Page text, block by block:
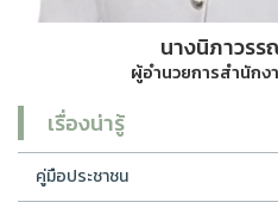
นางนิภาวรร
ผู้อำนวยการสำนักง
เรื่องน่ารู้
คู่มือประชาชน